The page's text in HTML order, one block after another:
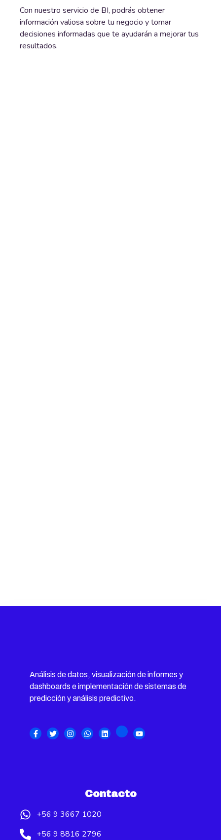
Con nuestro servicio de BI, podrás obtener
información valiosa sobre tu negocio y tomar
decisiones informadas que te ayudarán a mejorar tus
resultados.
Análisis de datos, visualización de informes y
dashboards e implementación de sistemas de
predicción y análisis predictivo.
Contacto
+56 9 3667 1020
+56 9 8816 2796